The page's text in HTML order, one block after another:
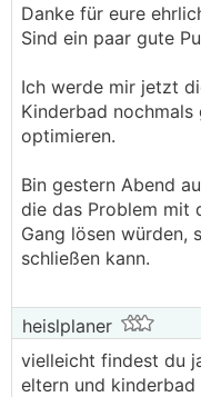
Danke für eure
Sind ein paar gute
Ich werde mir jetzt
Kinderbad nochmals
optimieren.
Bin gestern Abend
die das Problem mit
Gang lösen würden,
schließen kann.
heislplaner
vielleicht findest du
eltern und